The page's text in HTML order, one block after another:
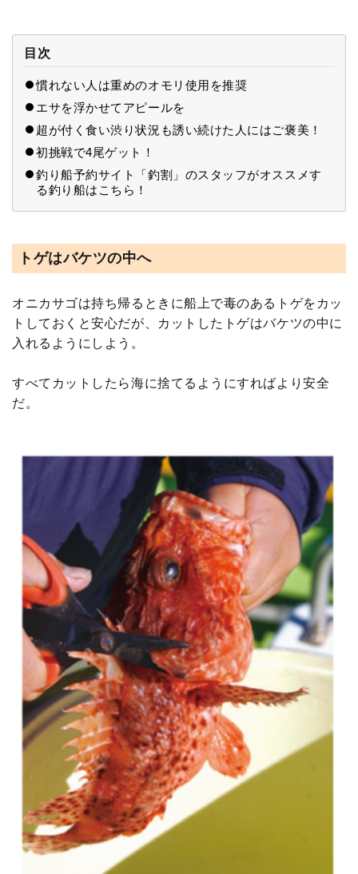
目次
慣れない人は重めのオモリ使用を推奨
エサを浮かせてアピールを
超が付く食い渋り状況も誘い続けた人にはご褒美！
初挑戦で4尾ゲット！
釣り船予約サイト「釣割」のスタッフがオススメす
る釣り船はこちら！
トゲはバケツの中へ
オニカサゴは持ち帰るときに船上で毒のあるトゲをカッ
トしておくと安心だが、カットしたトゲはバケツの中に
入れるようにしよう。
すべてカットしたら海に捨てるようにすればより安全
だ。